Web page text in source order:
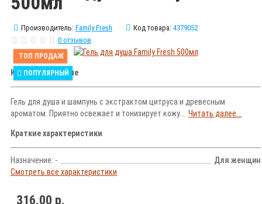
Производитель: Family Fresh Код товара: 4379052
0 отзывов
ТОП ПРОДАЖ
ПОПУЛЯРНЫЙ
Краткое описание
Гель для душа и шампунь с экстрактом цитруса и древесным
ароматом. Приятно освежает и тонизирует кожу.... Читать далее...
Краткие характеристики
Назначение: -
Для женщин
Смотреть все характеристики
316.00 р.